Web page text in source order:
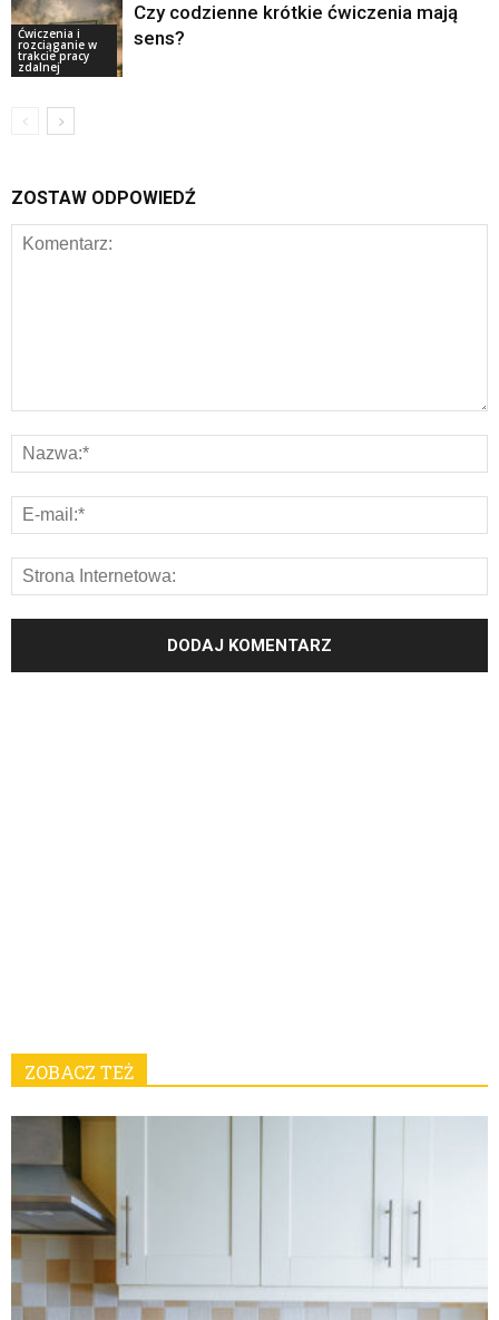
Ćwiczenia i
rozciąganie w
trakcie pracy
zdalnej
Czy codzienne krótkie ćwiczenia mają
sens?
ZOSTAW ODPOWIEDŹ
ZOBACZ TEŻ